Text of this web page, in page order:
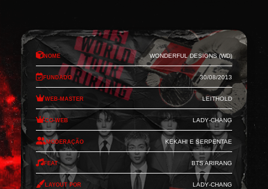
Nome Wonderful Designs (WD)
Fundado 30/08/2013
Web-Master Leithold
Co-Web Lady-Chang
Moderação Kekahi e Serpentae
Feat BTS Arirang
Layout por Lady-Chang